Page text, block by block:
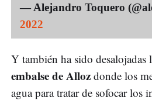
— Alejandro Toquero
2022
Y también ha sido desalojadas
embalse de Alloz donde los
agua para tratar de sofocar los